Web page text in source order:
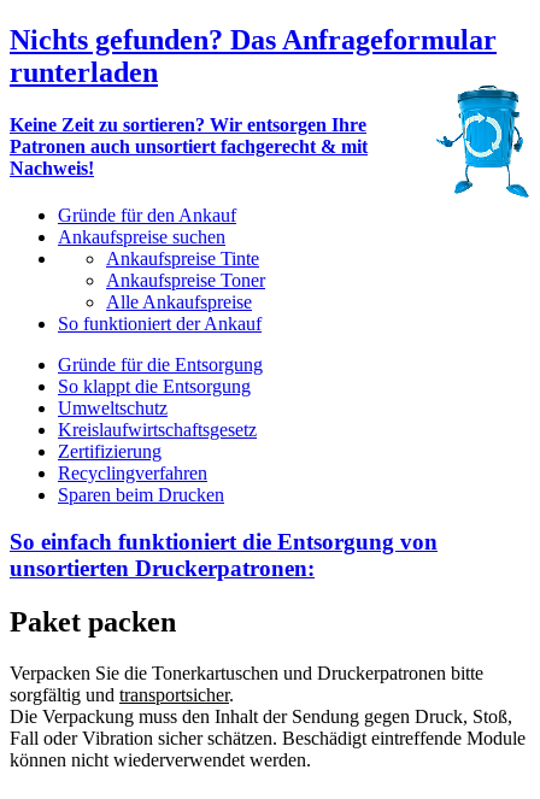
Nichts gefunden? Das Anfrageformular
runterladen
Keine Zeit zu sortieren? Wir entsorgen Ihre
Patronen auch unsortiert fachgerecht & mit
Nachweis!
Gründe für den Ankauf
Ankaufspreise suchen
Ankaufspreise Tinte
Ankaufspreise Toner
Alle Ankaufspreise
So funktioniert der Ankauf
Gründe für die Entsorgung
So klappt die Entsorgung
Umweltschutz
Kreislaufwirtschaftsgesetz
Zertifizierung
Recyclingverfahren
Sparen beim Drucken
So einfach funktioniert die Entsorgung von
unsortierten Druckerpatronen:
Paket packen
Verpacken Sie die Tonerkartuschen und Druckerpatronen bitte
sorgfältig und transportsicher.
Die Verpackung muss den Inhalt der Sendung gegen Druck, Stoß,
Fall oder Vibration sicher schätzen. Beschädigt eintreffende Module
können nicht wiederverwendet werden.